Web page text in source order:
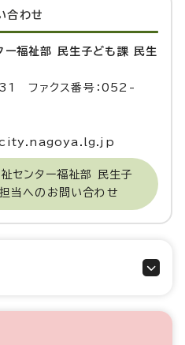
合わせ
ー福祉部 民生子ども課 民生
ファクス番号：052-
センター福祉部 民生子
当へのお問い合わせ